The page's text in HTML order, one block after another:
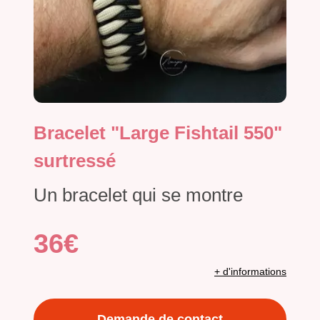
Bracelet "Large Fishtail 550"
surtressé
Un bracelet qui se montre
36€
+ d'informations